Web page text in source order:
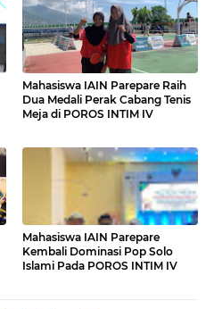
Mahasiswa IAIN Parepare Raih
Dua Medali Perak Cabang Tenis
Meja di POROS INTIM IV
Mahasiswa IAIN Parepare
Kembali Dominasi Pop Solo
Islami Pada POROS INTIM IV